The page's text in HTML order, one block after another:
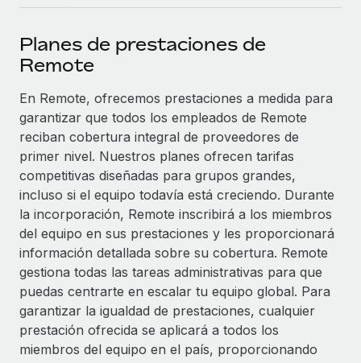
Optimiza los procesos con herramientas empresariales
esenciales.
SERVICIOS
Pregunta a un experto
Obtén ayuda de gente experta en RR. HH. globales
y cumplimiento normativo.
Comprobaciones de antecedentes
Simplifica los procesos de cribado de candidatos.
Cumplimiento normativo
Adelántate a los riesgos de cumplimiento
normativo.
Gestión de dispositivos
Asociarse
Descubre oportunidades de colaborar con nosotros.
Remote Build Próximamente
Consultoría de integraciones y automatización con IA.
CASOS PRÁCTICOS
Información sobre salarios y talento
Obtén ayuda
Consulta todos los recursos
Nómina global
EOR y PEO
Contractor Management
Impuestos
Planes de prestaciones de
Remote
En Remote, ofrecemos prestaciones a medida para
garantizar que todos los empleados de Remote
reciban cobertura integral de proveedores de
primer nivel. Nuestros planes ofrecen tarifas
competitivas diseñadas para grupos grandes,
incluso si el equipo todavía está creciendo. Durante
la incorporación, Remote inscribirá a los miembros
del equipo en sus prestaciones y les proporcionará
información detallada sobre su cobertura. Remote
gestiona todas las tareas administrativas para que
puedas centrarte en escalar tu equipo global. Para
garantizar la igualdad de prestaciones, cualquier
prestación ofrecida se aplicará a todos los
miembros del equipo en el país, proporcionando